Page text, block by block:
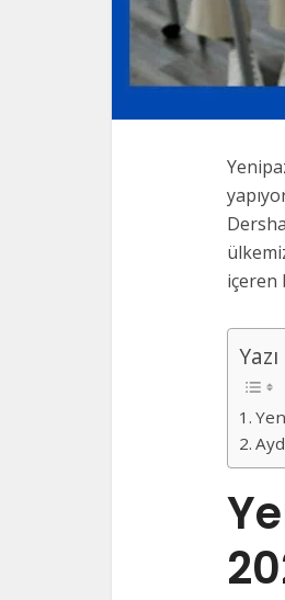
içeren